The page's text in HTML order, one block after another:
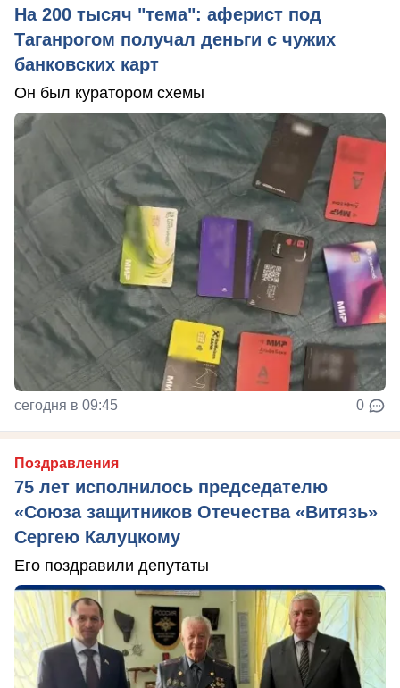
На 200 тысяч "тема": аферист под
Таганрогом получал деньги с чужих
банковских карт
Он был куратором схемы
сегодня в 09:45 0
Поздравления
75 лет исполнилось председателю
«Союза защитников Отечества «Витязь»
Сергею Калуцкому
Его поздравили депутаты